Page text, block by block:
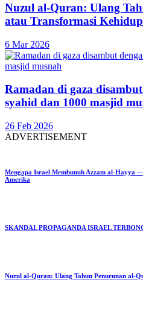
Nuzul al-Quran: Ulang
atau Transformasi
6 Mar 2026
Ramadan di gaza
syahid dan 1000 masjid
26 Feb 2026
ADVERTISEMENT
Mengapa Israel Membunuh Azzam al-Hayya
Amerika
SKANDAL PROPAGANDA ISRAEL
Nuzul al-Quran: Ulang Tahun Penurunan al-